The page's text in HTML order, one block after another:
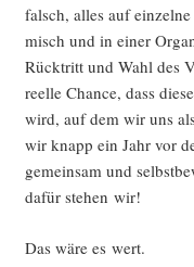
falsch, alles auf
misch und in einer
Rück­tritt und Wahl des
reel­le Chan­ce, dass
wird, auf dem wir uns
wir knapp ein Jahr vor
gemein­sam und
dafür ste­hen wir!
Das wäre es wert.